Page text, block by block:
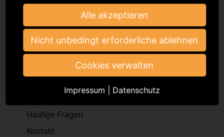
Bei der GVL registrieren
Podbielskiallee 64
14195 Berlin
infomail@gvl.de
Häufige Fragen
Kontakt
Alle akzeptieren
Nicht unbedingt erforderliche ablehnen
Cookies verwalten
Impressum Datenschutz